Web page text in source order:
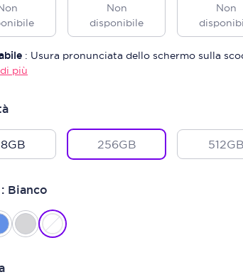
Non
disponibile
Non
: Usura pronunciata dello schermo sulla
più
256GB 512GB
Bianco